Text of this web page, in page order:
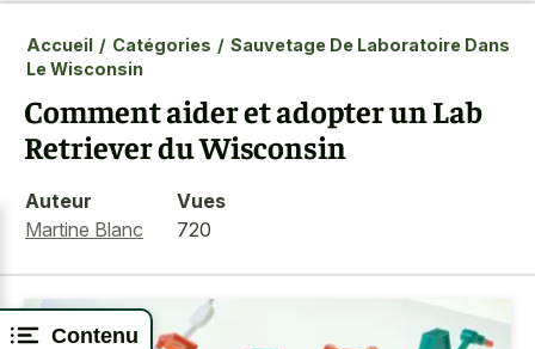
Contenu
Accueil / Catégories / Sauvetage De Laboratoire Dans
Le Wisconsin
Comment aider et adopter un Lab
Retriever du Wisconsin
Auteur
Martine Blanc
Vues
720